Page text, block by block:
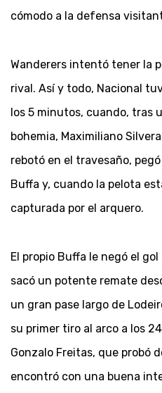
cómodo a la defensa
Wanderers intentó tener la
rival. Así y todo, Nacional
los 5 minutos, cuando, tras
bohemia, Maximiliano
rebotó en el travesaño,
Buffa y, cuando la pelota
capturada por el arquero.
El propio Buffa le negó el
sacó un potente remate
un gran pase largo de
su primer tiro al arco a los
Gonzalo Freitas, que probó
encontró con una buena